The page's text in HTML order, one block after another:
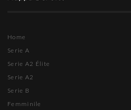
Home
Serie A
Serie A2 Élite
Serie A2
Serie B
Femminile